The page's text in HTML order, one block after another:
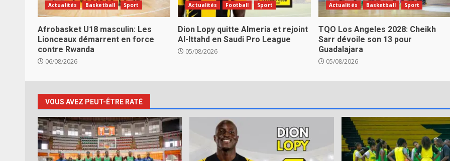
Actualités Basketball Sport
Afrobasket U18 masculin: Les
Lionceaux démarrent en force
contre Rwanda
06/08/2026
Actualités Football Sport
Dion Lopy quitte Almeria et rejoint
Al-Ittahd en Saudi Pro League
05/08/2026
Actualités Basketball Sport
TQO Los Angeles 2028: Cheikh
Sarr dévoile son 13 pour
Guadalajara
05/08/2026
VOUS AVEZ PEUT-ÊTRE RATÉ